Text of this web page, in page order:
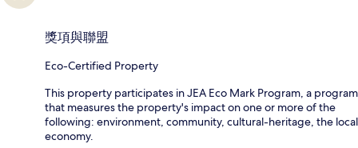
獎項與聯盟
Eco-Certified Property
This property participates in JEA Eco Mark Program, a program
that measures the property's impact on one or more of the
following: environment, community, cultural-heritage, the local
economy.